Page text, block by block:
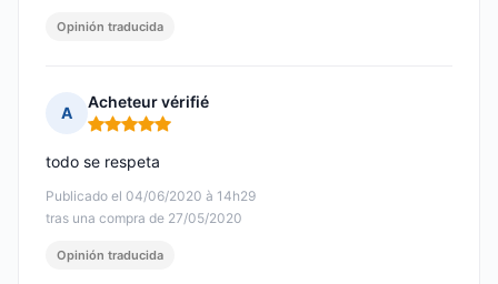
Opinión traducida
A
Acheteur vérifié
Nota: 5 de 5
Publicado el 04/06/2020 à 14h29
tras una compra de 27/05/2020
todo se respeta
Opinión traducida